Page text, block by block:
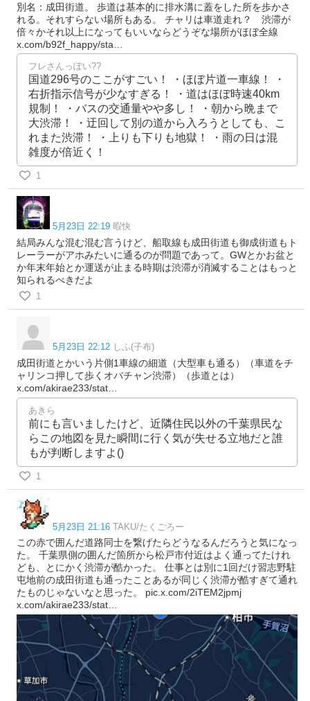
別名：成田街道。 歩道は基本的に排水溝に蓋をした所を歩かさ
れる。それすらない場所もある。 チャリは車道走れ？ 渋滞が
倍々かそれ以上になってもいいならどうぞな場所がほぼ全線
x.com/b92f_happy/sta…
フレさんっぽい??
国道296号のここがすごい！ ・ほぼ片道一車線！ ・
右折指示信号が少なすぎる！ ・道はほぼ時速40km
規制！ ・バスの交通量やや多し！ ・朝から晩まで
大渋滞！ ・迂回して別の道から入ろうとしても、こ
れまた渋滞！ ・上りも下りも地獄！ ・雨の日は混
雑度が倍近く！
1
5月23日 22:19 暇快
結局みんな混む混む言うけど、船取線も成田街道も御成街道もト
レーラーがアホみたいに通るのが問題であって。GWとかお盆と
か年末年始とか運送が止まる時期は渋滞が消滅することはもっと
知られるべきだよ
1
5月23日 22:12 しふ(子布)
成田街道とかいう片側1車線の細道（大型車も通る）（車道をチ
ャリンコ押して歩くオバチャン渋滞）（歩道とは）
x.com/akirae233/stat…
あきら
前にも言いましたけど、近隣住民以外の千葉県民な
らこの地図を見た瞬間に行く気が失せる立地だと誰
もが判断しますよ()
1
5月23日 21:16 TAKU/たくごろー
この赤で囲んだ道路同士を繋げたらどうなるんだろうと気になっ
た。 千葉県側の囲んだ箇所から松戸市付近はよく通ってたけれ
ども、とにかく渋滞が酷かった。 仕事とは別に1回だけ習志野駐
屯地前の成田街道も通ったことあるが同じく渋滞が酷すぎて通れ
たものじゃないなと思った。 pic.x.com/2iTEM2jpmj
x.com/akirae233/stat…